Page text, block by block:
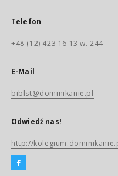
Telefon
+48 (12) 423 16 13 w. 244
E-Mail
biblst@dominikanie.pl
Odwiedź nas!
http://